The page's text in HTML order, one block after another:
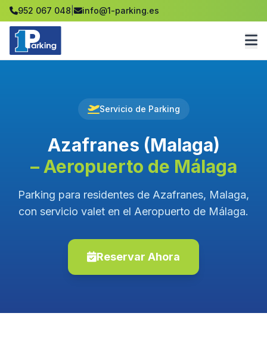
952 067 048 info@1-parking.es
Servicio de Parking
Azafranes (Malaga)
– Aeropuerto de Málaga
Parking para residentes de Azafranes, Malaga,
con servicio valet en el Aeropuerto de Málaga.
Reservar Ahora